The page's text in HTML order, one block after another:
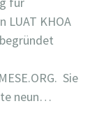
LUAT KHOA
Sie
neun…